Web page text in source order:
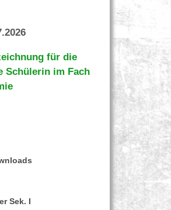
für die
Schülerin im Fach
Sek. I